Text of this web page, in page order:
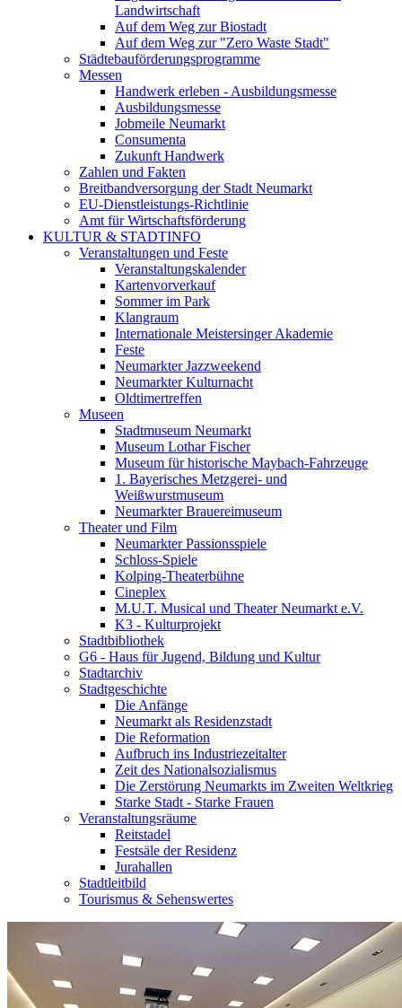
Landwirtschaft
Auf dem Weg zur Biostadt
Auf dem Weg zur "Zero Waste Stadt"
Städtebauförderungsprogramme
Messen
Handwerk erleben - Ausbildungsmesse
Ausbildungsmesse
Jobmeile Neumarkt
Consumenta
Zukunft Handwerk
Zahlen und Fakten
Breitbandversorgung der Stadt Neumarkt
EU-Dienstleistungs-Richtlinie
Amt für Wirtschaftsförderung
KULTUR & STADTINFO
Veranstaltungen und Feste
Veranstaltungskalender
Kartenvorverkauf
Sommer im Park
Klangraum
Internationale Meistersinger Akademie
Feste
Neumarkter Jazzweekend
Neumarkter Kulturnacht
Oldtimertreffen
Museen
Stadtmuseum Neumarkt
Museum Lothar Fischer
Museum für historische Maybach-Fahrzeuge
1. Bayerisches Metzgerei- und
Weißwurstmuseum
Neumarkter Brauereimuseum
Theater und Film
Neumarkter Passionsspiele
Schloss-Spiele
Kolping-Theaterbühne
Cineplex
M.U.T. Musical und Theater Neumarkt e.V.
K3 - Kulturprojekt
Stadtbibliothek
G6 - Haus für Jugend, Bildung und Kultur
Stadtarchiv
Stadtgeschichte
Die Anfänge
Neumarkt als Residenzstadt
Die Reformation
Aufbruch ins Industriezeitalter
Zeit des Nationalsozialismus
Die Zerstörung Neumarkts im Zweiten Weltkrieg
Starke Stadt - Starke Frauen
Veranstaltungsräume
Reitstadel
Festsäle der Residenz
Jurahallen
Stadtleitbild
Tourismus & Sehenswertes